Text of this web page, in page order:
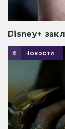
Disney+
Новости